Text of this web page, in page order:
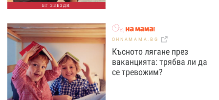
БГ ЗВЕЗДИ
OHNAMAMA.BG
Късното лягане през
ваканцията: трябва ли да
се тревожим?